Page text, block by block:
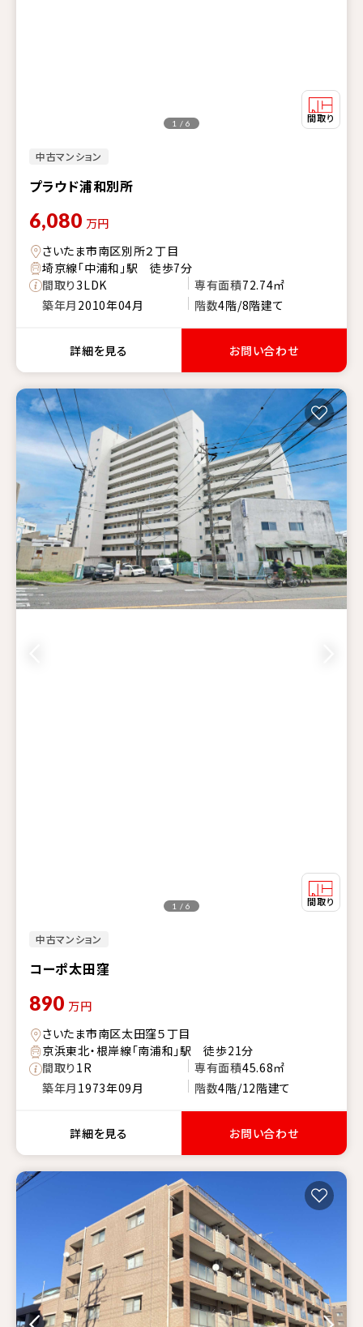
中古マンション
プラウド浦和別所
1 / 6
6,080 万円
さいたま市南区別所２丁目
埼京線「中浦和」駅 徒歩7分
間取り3LDK 専有面積72.74㎡
築年月 2010年04月 階数4階/8階建て
詳細を見る お問い合わせ
中古マンション
コーポ太田窪
1 / 6
890 万円
さいたま市南区太田窪５丁目
京浜東北・根岸線「南浦和」駅 徒歩21分
間取り1R 専有面積45.68㎡
築年月 1973年09月 階数4階/12階建て
詳細を見る お問い合わせ